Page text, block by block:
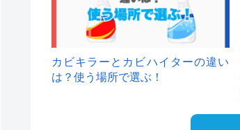
カビキラーとカビハイターの違い
は？使う場所で選ぶ！